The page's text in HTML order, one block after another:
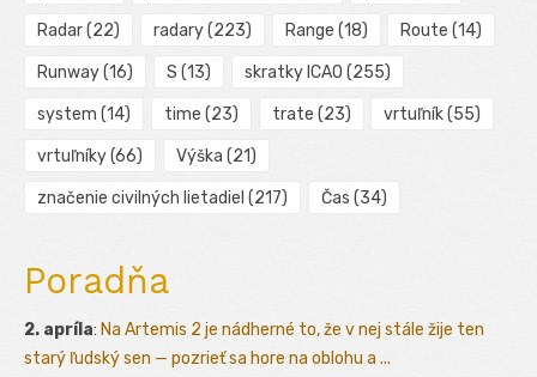
Radar(22) radary(223) Range (18) Route (14)
Runway(16) S (13) skratky ICAO (255)
system (14) time (23) trate (23) vrtuľník(55)
vrtuľníky(66) Výška (21)
značenie civilných lietadiel (217) Čas (34)
Poradňa
2. apríla: Na Artemis 2 je nádherné to, že v nej stále žije ten
starý ľudský sen — pozrieť sa hore na oblohu a ...